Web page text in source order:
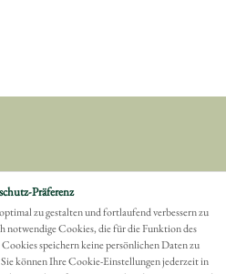
erreichen
Präferenz
zu gestalten und fortlaufend verbessern zu
notwendige Cookies, die für die Funktion des
speichern keine persönlichen Daten zu
können Ihre Cookie-Einstellungen jederzeit in